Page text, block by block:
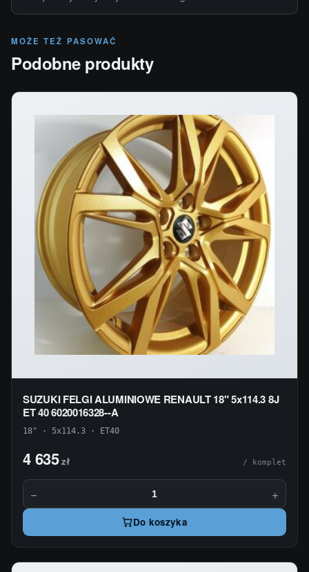
MOŻE TEŻ PASOWAĆ
Podobne produkty
SUZUKI FELGI ALUMINIOWE RENAULT 18" 5x114.3 8J
ET 40 6020016328--A
18" · 5x114.3 · ET40
4 635zł / komplet
− +
Do koszyka